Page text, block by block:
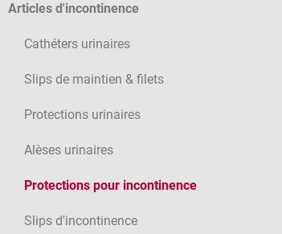
Articles d'incontinence
Cathéters urinaires
Slips de maintien & filets
Protections urinaires
Alèses urinaires
Protections pour incontinence
Slips d'incontinence